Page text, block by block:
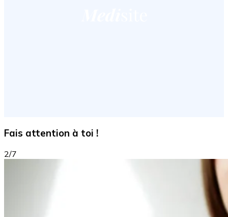
Fais attention à toi !
2/7